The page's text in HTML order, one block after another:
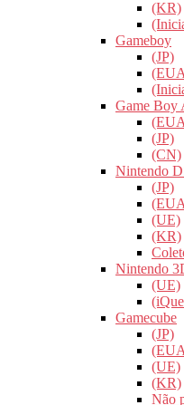
(KR)
Gameboy
(JP)
Game Boy
(JP)
(CN)
Nintendo
(JP)
(UE)
(KR)
Nintendo
(UE)
Gamecube
(JP)
(UE)
(KR)
Não